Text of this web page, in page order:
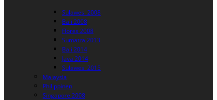
Sulawesi 2008
Bali 2008
Flores 2008
Sumatra 2013
Bali 2014
Java 2014
Sulawesi 2015
Malaysia
Philippinen
Singapore 2008